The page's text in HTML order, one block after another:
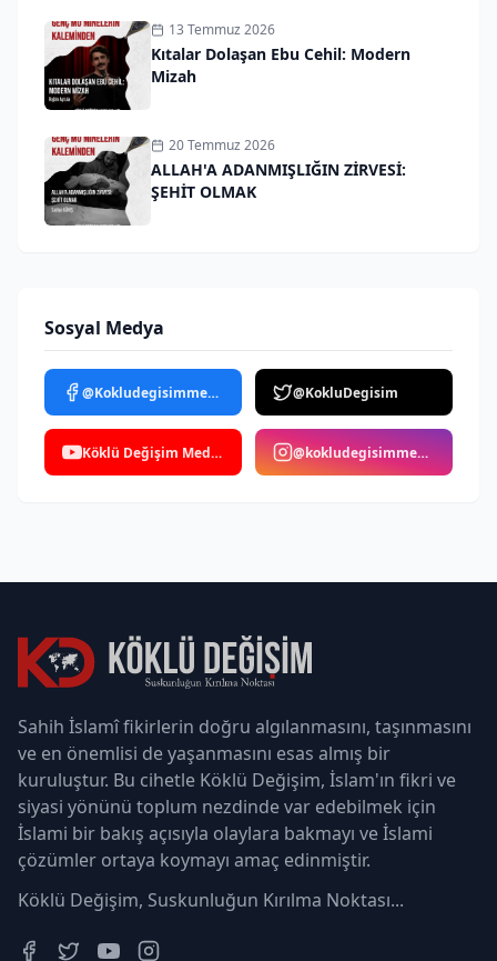
13 Temmuz 2026
Kıtalar Dolaşan Ebu Cehil: Modern
Mizah
20 Temmuz 2026
ALLAH'A ADANMIŞLIĞIN ZİRVESİ:
ŞEHİT OLMAK
Sosyal Medya
@Kokludegisimmedya @KokluDegisim
Köklü Değişim Medya @kokludegisimmedya
Sahih İslamî fikirlerin doğru algılanmasını, taşınmasını
ve en önemlisi de yaşanmasını esas almış bir
kuruluştur. Bu cihetle Köklü Değişim, İslam'ın fikri ve
siyasi yönünü toplum nezdinde var edebilmek için
İslami bir bakış açısıyla olaylara bakmayı ve İslami
çözümler ortaya koymayı amaç edinmiştir.
Köklü Değişim, Suskunluğun Kırılma Noktası...